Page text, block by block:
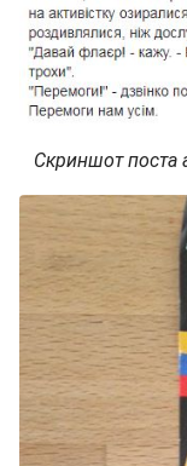
Скриншот поста